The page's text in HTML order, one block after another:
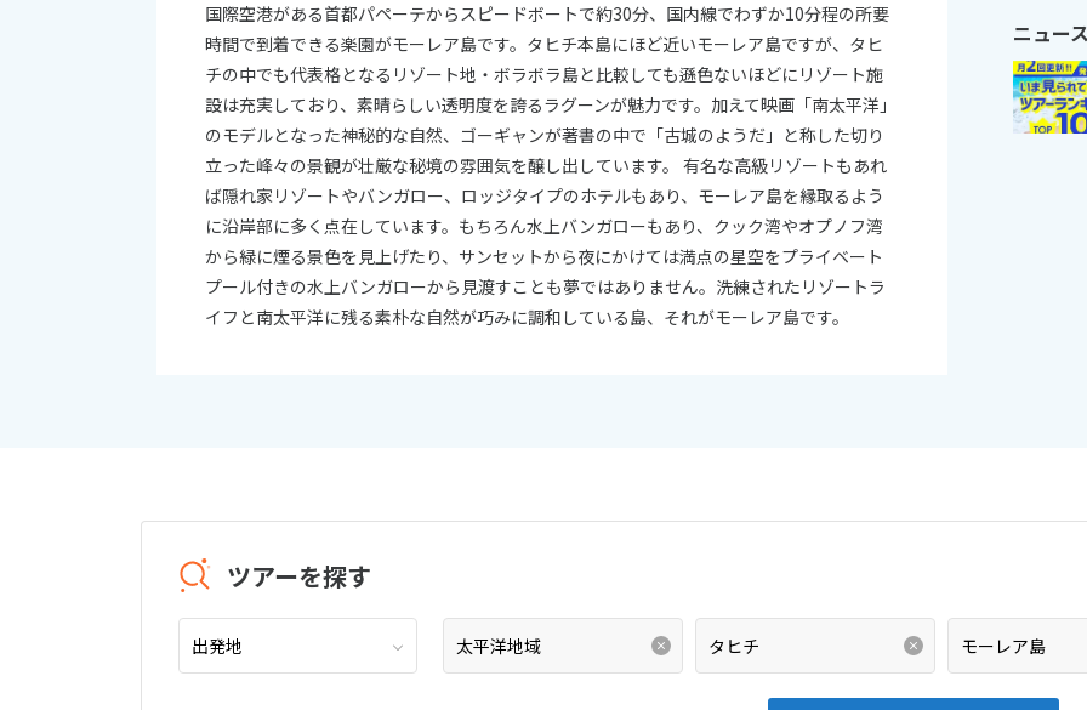
国際空港がある首都パペーテからスピードボートで約30分、国内線でわずか10分程の所要
時間で到着できる楽園がモーレア島です。タヒチ本島にほど近いモーレア島ですが、タヒ
チの中でも代表格となるリゾート地・ボラボラ島と比較しても遜色ないほどにリゾート施
設は充実しており、素晴らしい透明度を誇るラグーンが魅力です。加えて映画「南太平洋」
のモデルとなった神秘的な自然、ゴーギャンが著書の中で「古城のようだ」と称した切り
立った峰々の景観が壮厳な秘境の雰囲気を醸し出しています。 有名な高級リゾートもあれ
ば隠れ家リゾートやバンガロー、ロッジタイプのホテルもあり、モーレア島を縁取るよう
に沿岸部に多く点在しています。もちろん水上バンガローもあり、クック湾やオプノフ湾
から緑に煙る景色を見上げたり、サンセットから夜にかけては満点の星空をプライベート
プール付きの水上バンガローから見渡すことも夢ではありません。洗練されたリゾートラ
イフと南太平洋に残る素朴な自然が巧みに調和している島、それがモーレア島です。
ニュー
ツアーを探す